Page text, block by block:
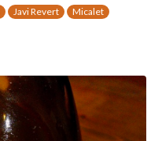
Javi Revert Micalet